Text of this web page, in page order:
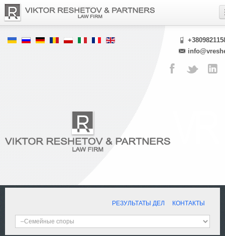
РЕЗУЛЬТАТЫ ДЕЛ КОНТАКТЫ